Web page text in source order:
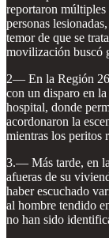
reportaron múltiples
personas
temor de que se
movilización buscó
2— En la Región
con un disparo en
hospital, donde
acordonaron la
mientras los peritos
3.— Más tarde, en
afueras de su
haber escuchado
al hombre tendido
no han sido